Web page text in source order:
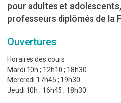
pour adultes et
professeurs diplômés de la
Ouvertures
Horaires des cours
Mardi 10h ; 12h10 ; 18h30
Mercredi 17h45 ; 19h30
Jeudi 10h ; 16h45 ; 18h30